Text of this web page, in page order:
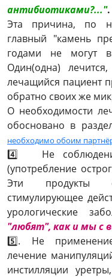
антибиотиками?...".
Эта причина, по
главный "камень
годами не могут
Один(одна)
лечащийся пациент
обратно своих же
О необходимости
обосновано в
необходимо обоим
4️⃣ Не
(употребление
Эти продукты
стимулирующее
урологические
"любят", как и мы с
5️⃣. Не
лечение
инстилляции